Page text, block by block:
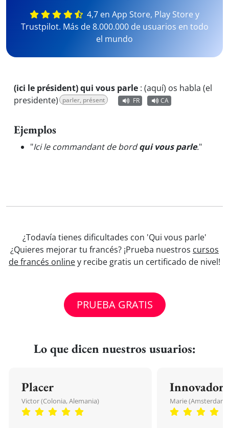
4,7 en App Store, Play Store y
Trustpilot. Más de 8.000.000 de usuarios en todo
el mundo
(ici le président) qui vous parle : (aquí) os habla (el
presidente) parler, présent FR CA
Ejemplos
"Ici le commandant de bordqui vous parle."
¿Todavía tienes dificultades con 'Qui vous parle'
¿Quieres mejorar tu francés? ¡Prueba nuestros cursos
de francés onliney recibe gratis un certificado de nivel!
PRUEBA GRATIS
Lo que dicen nuestros usuarios:
Placer
Victor (Colonia, Alemania)
Innovador
Marie (Amsterdam,